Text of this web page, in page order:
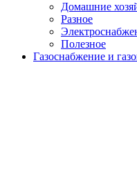
Домашние
Разное
Полезное
Газоснабжение и